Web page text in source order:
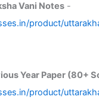
Vani Notes -
product/
Year Paper (80+
product/